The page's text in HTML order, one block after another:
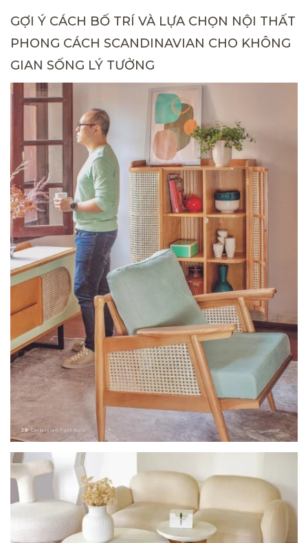
GỢI Ý CÁCH BỐ TRÍ VÀ LỰA CHỌN NỘI THẤT
PHONG CÁCH SCANDINAVIAN CHO KHÔNG
GIAN SỐNG LÝ TƯỞNG